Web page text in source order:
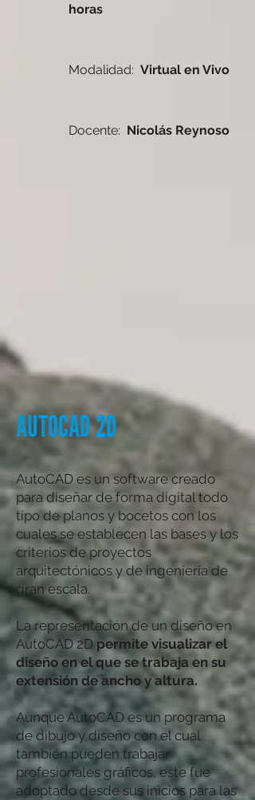
horas
Modalidad: Virtual en Vivo
Docente: Nicolás Reynoso
AUTOCAD 2D
AutoCAD es un software creado
para diseñar de forma digital todo
tipo de planos y bocetos con los
cuales se establecen las bases y los
criterios de proyectos
arquitectónicos y de ingeniería de
gran escala.
La representación de un diseño en
AutoCAD 2D permite visualizar el
diseño en el que se trabaja en su
extensión de ancho y altura.
Aunque AutoCAD es un programa
de dibujo y diseño con el cual
también pueden trabajar
profesionales gráficos, este fue
adoptado desde sus inicios para las